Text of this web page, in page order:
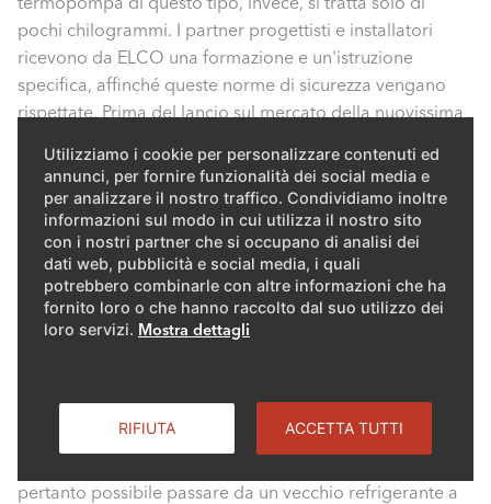
Utilizziamo i cookie per personalizzare contenuti ed
annunci, per fornire funzionalità dei social media e
per analizzare il nostro traffico. Condividiamo inoltre
informazioni sul modo in cui utilizza il nostro sito
con i nostri partner che si occupano di analisi dei
dati web, pubblicità e social media, i quali
potrebbero combinarle con altre informazioni che ha
fornito loro o che hanno raccolto dal suo utilizzo dei
loro servizi. Mostra dettagli
RIFIUTA ACCETTA TUTTI
pochi chilogrammi. I partner progettisti e installatori
ricevono da ELCO una formazione e un'istruzione
specifica, affinché queste norme di sicurezza vengano
rispettate. Prima del lancio sul mercato della nuovissima
installati diversi impianti pilota, come ad esempio presso
la famiglia Belinger a Bad Ragaz.
Con le termopompe che utilizzano il propano come
refrigerante si possono risanare senza problemi anche
vecchi è edifici dotati ancora di radiatori. La nuova
AEROTOP® SPKfornisce infatti temperature di mandata
possibile convertire un impianto esistente al propano? La
risposta è un chiaro «no». Ogni termopompa è infatti
pertanto possibile passare da un vecchio refrigerante a